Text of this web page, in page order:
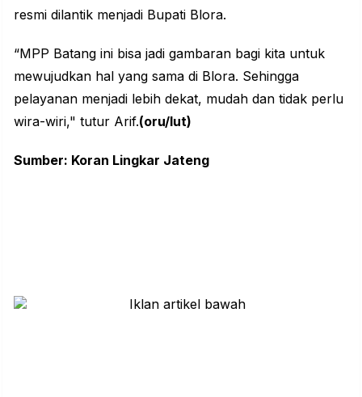
resmi dilantik menjadi Bupati Blora.
“MPP Batang ini bisa jadi gambaran bagi kita untuk
mewujudkan hal yang sama di Blora. Sehingga
pelayanan menjadi lebih dekat, mudah dan tidak perlu
wira-wiri," tutur Arif.(oru/lut)
Sumber: Koran Lingkar Jateng